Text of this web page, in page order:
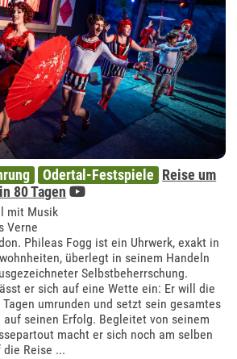
Odertal-Festspiele Reise um
80 Tagen
mit Musik
Verne
Phileas Fogg ist ein Uhrwerk, exakt in
überlegt in seinem Handeln
Selbstbeherrschung.
er sich auf eine Wette ein: Er will die
Tagen umrunden und setzt sein gesamtes
auf seinen Erfolg. Begleitet von seinem
macht er sich noch am selben
Reise ...